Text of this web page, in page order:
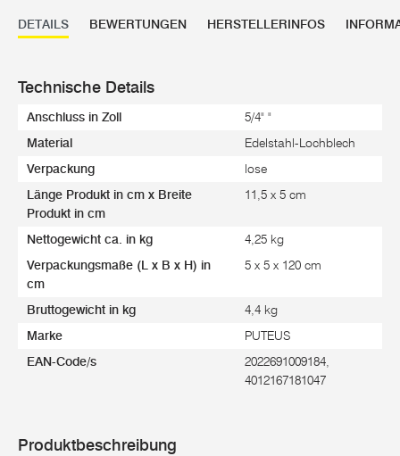
DETAILS BEWERTUNGEN HERSTELLERINFOS
Technische Details
Anschluss in Zoll 5/4" "
Material Edelstahl-Lochblech
Verpackung lose
Länge Produkt in cm x Breite
Produkt in cm
11,5 x 5 cm
Nettogewicht ca. in kg 4,25 kg
Verpackungsmaße (L x B x H) in
cm
5 x 5 x 120 cm
Bruttogewicht in kg 4,4 kg
Marke PUTEUS
EAN-Code/s
2022691009184,
4012167181047
Produktbeschreibung